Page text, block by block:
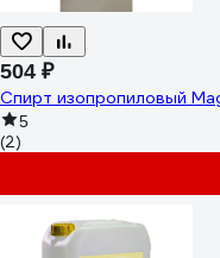
504 ₽
Спирт изопропиловый
5
(2)